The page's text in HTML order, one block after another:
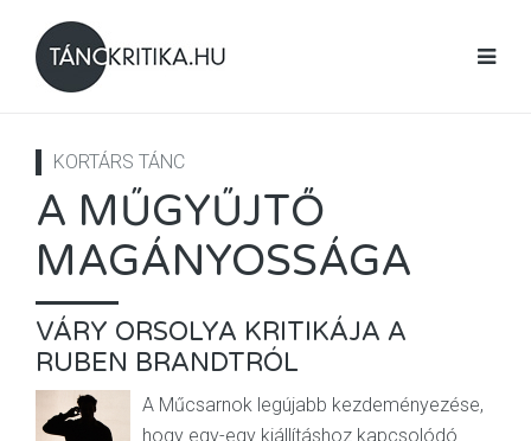
KORTÁRS TÁNC
A MŰGYŰJTŐ
MAGÁNYOSSÁGA
VÁRY ORSOLYA KRITIKÁJA A
RUBEN BRANDTRÓL
A Műcsarnok legújabb kezdeményezése,
hogy egy-egy kiállításhoz kapcsolódó